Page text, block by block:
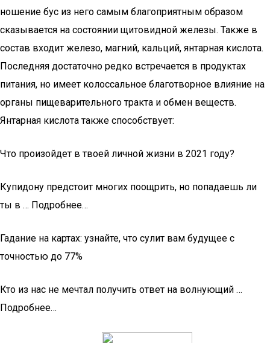
ношение бус из него самым благоприятным образом
сказывается на состоянии щитовидной железы. Также в
состав входит железо, магний, кальций, янтарная кислота.
Последняя достаточно редко встречается в продуктах
питания, но имеет колоссальное благотворное влияние на
органы пищеварительного тракта и обмен веществ.
Янтарная кислота также способствует:
Что произойдет в твоей личной жизни в 2021 году?
Купидону предстоит многих поощрить, но попадаешь ли
ты в … Подробнее…
Гадание на картах: узнайте, что сулит вам будущее с
точностью до 77%
Кто из нас не мечтал получить ответ на волнующий …
Подробнее…